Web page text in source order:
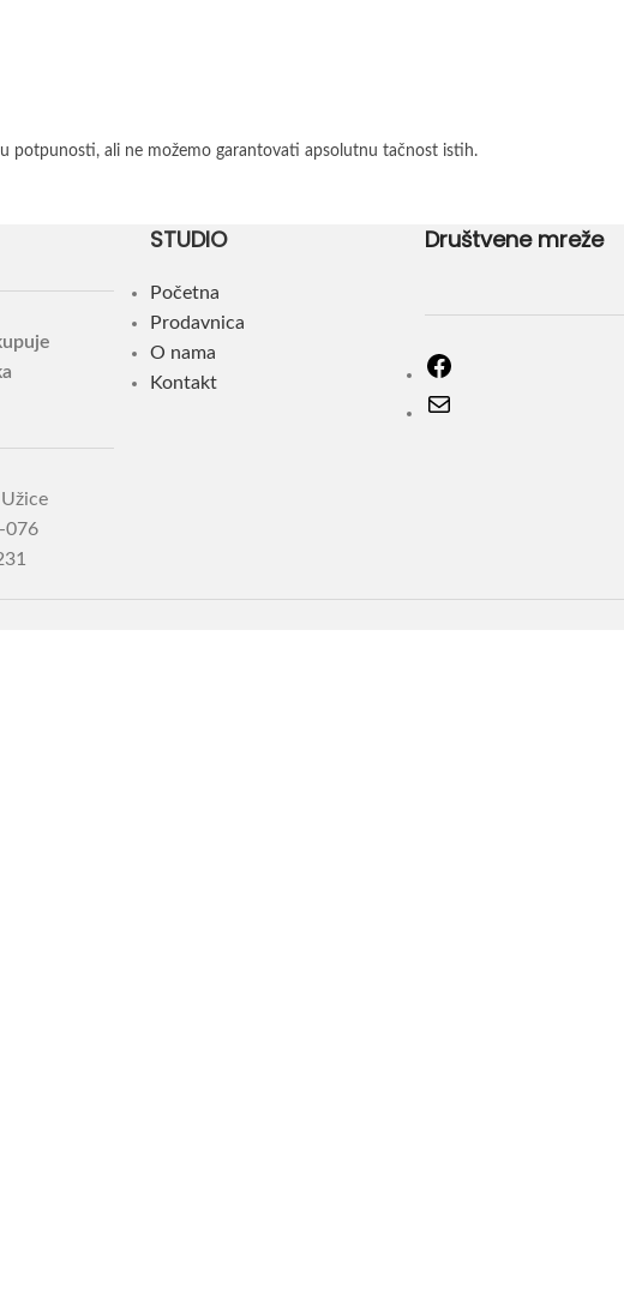
potpunosti, ali ne možemo garantovati apsolutnu tačnost istih.
076
STUDIO
Početna
Prodavnica
O nama
Kontakt
Društvene mreže